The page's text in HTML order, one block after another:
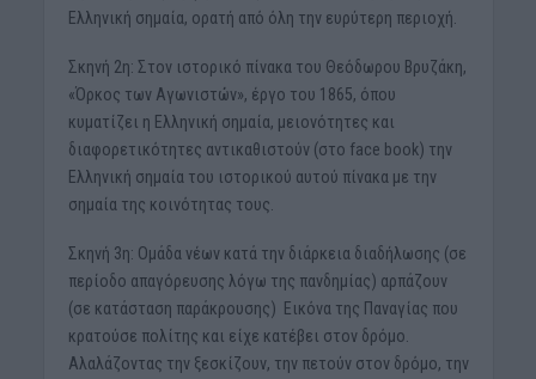
Ελληνική σημαία, ορατή από όλη την ευρύτερη περιοχή.
Σκηνή 2η: Στον ιστορικό πίνακα του Θεόδωρου Βρυζάκη,
«Όρκος των Αγωνιστών», έργο του 1865, όπου
κυματίζει η Ελληνική σημαία, μειονότητες και
διαφορετικότητες αντικαθιστούν (στο face book) την
Ελληνική σημαία του ιστορικού αυτού πίνακα με την
σημαία της κοινότητας τους.
Σκηνή 3η: Ομάδα νέων κατά την διάρκεια διαδήλωσης (σε
περίοδο απαγόρευσης λόγω της πανδημίας) αρπάζουν
(σε κατάσταση παράκρουσης) Εικόνα της Παναγίας που
κρατούσε πολίτης και είχε κατέβει στον δρόμο.
Αλαλάζοντας την ξεσκίζουν, την πετούν στον δρόμο, την